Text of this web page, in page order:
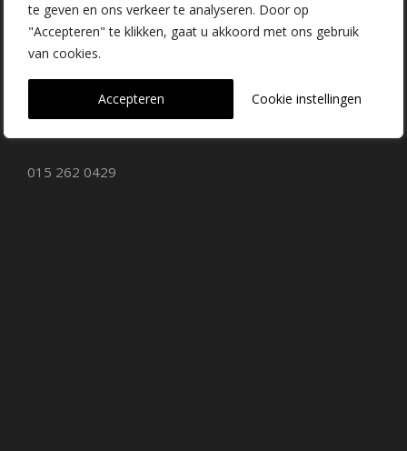
te geven en ons verkeer te analyseren. Door op
"Accepteren" te klikken, gaat u akkoord met ons gebruik
van cookies.
Cookie instellingen
Accepteren
Kwekerij Delfgauw
Vrederustlaan 10
2645 AW Delfgauw
015 262 0429